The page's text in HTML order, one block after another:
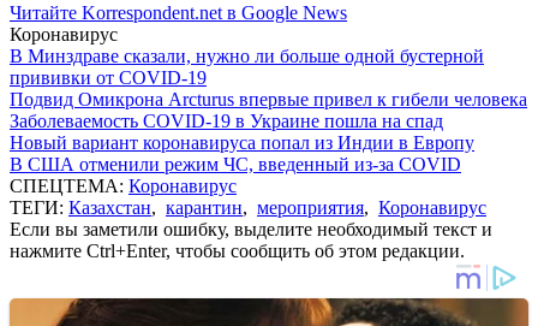
Читайте Korrespondent.net в Google News
Коронавирус
В Минздраве сказали, нужно ли больше одной бустерной
прививки от COVID-19
Подвид Омикрона Arcturus впервые привел к гибели человека
Заболеваемость COVID-19 в Украине пошла на спад
Новый вариант коронавируса попал из Индии в Европу
В США отменили режим ЧС, введенный из-за COVID
СПЕЦТЕМА: Коронавирус
ТЕГИ: Казахстан, карантин, мероприятия, Коронавирус
Если вы заметили ошибку, выделите необходимый текст и
нажмите Ctrl+Enter, чтобы сообщить об этом редакции.